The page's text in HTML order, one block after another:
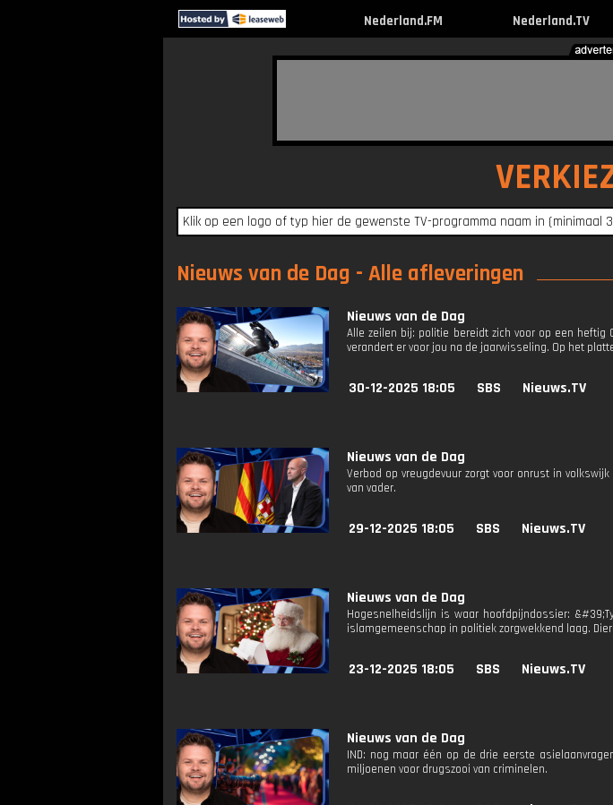
Nederland.FM Nederland.TV
Nieuws van de Dag - Alle afleveringen
Nieuws van de Dag
Alle zeilen bij: politie bereidt zich voor op een
verandert er voor jou na de jaarwisseling. Op het
30-12-2025 18:05 SBS Nieuws.TV
Nieuws van de Dag
Verbod op vreugdevuur zorgt voor onrust in
van vader.
29-12-2025 18:05 SBS Nieuws.TV
Nieuws van de Dag
Hogesnelheidslijn is waar hoofdpijndossier:
islamgemeenschap in politiek zorgwekkend laag.
23-12-2025 18:05 SBS Nieuws.TV
Nieuws van de Dag
IND: nog maar één op de drie eerste
miljoenen voor drugszooi van criminelen.